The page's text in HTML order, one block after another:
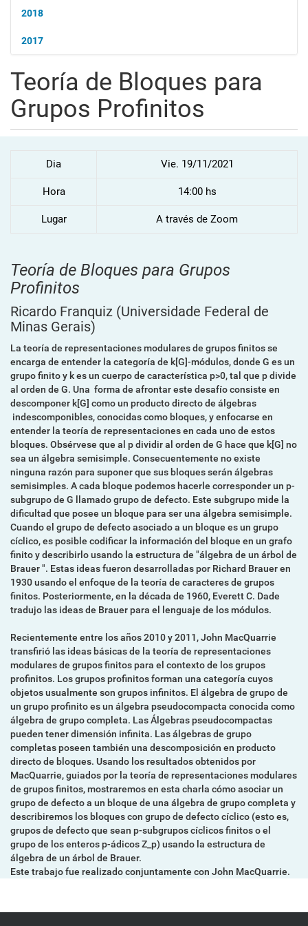
2018
2017
Teoría de Bloques para
Grupos Profinitos
Dia Vie. 19/11/2021
Hora 14:00 hs
Lugar A través de Zoom
Teoría de Bloques para Grupos
Profinitos
Ricardo Franquiz (Universidade Federal de
Minas Gerais)
La teoría de representaciones modulares de grupos finitos se
encarga de entender la categoría de k[G]-módulos, donde G es un
grupo finito y k es un cuerpo de característica p>0, tal que p divide
al orden de G. Una forma de afrontar este desafío consiste en
descomponer k[G] como un producto directo de álgebras
indescomponibles, conocidas como bloques, y enfocarse en
entender la teoría de representaciones en cada uno de estos
bloques. Obsérvese que al p dividir al orden de G hace que k[G] no
sea un álgebra semisimple. Consecuentemente no existe
ninguna razón para suponer que sus bloques serán álgebras
semisimples. A cada bloque podemos hacerle corresponder un p-
subgrupo de G llamado grupo de defecto. Este subgrupo mide la
dificultad que posee un bloque para ser una álgebra semisimple.
Cuando el grupo de defecto asociado a un bloque es un grupo
cíclico, es posible codificar la información del bloque en un grafo
finito y describirlo usando la estructura de "álgebra de un árbol de
Brauer ". Estas ideas fueron desarrolladas por Richard Brauer en
1930 usando el enfoque de la teoría de caracteres de grupos
finitos. Posteriormente, en la década de 1960, Everett C. Dade
tradujo las ideas de Brauer para el lenguaje de los módulos.
Recientemente entre los años 2010 y 2011, John MacQuarrie
transfirió las ideas básicas de la teoría de representaciones
modulares de grupos finitos para el contexto de los grupos
profinitos. Los grupos profinitos forman una categoría cuyos
objetos usualmente son grupos infinitos. El álgebra de grupo de
un grupo profinito es un álgebra pseudocompacta conocida como
álgebra de grupo completa. Las Álgebras pseudocompactas
pueden tener dimensión infinita. Las álgebras de grupo
completas poseen también una descomposición en producto
directo de bloques. Usando los resultados obtenidos por
MacQuarrie, guiados por la teoría de representaciones modulares
de grupos finitos, mostraremos en esta charla cómo asociar un
grupo de defecto a un bloque de una álgebra de grupo completa y
describiremos los bloques con grupo de defecto cíclico (esto es,
grupos de defecto que sean p-subgrupos cíclicos finitos o el
grupo de los enteros p-ádicos Z_p) usando la estructura de
álgebra de un árbol de Brauer.
Este trabajo fue realizado conjuntamente con John MacQuarrie.